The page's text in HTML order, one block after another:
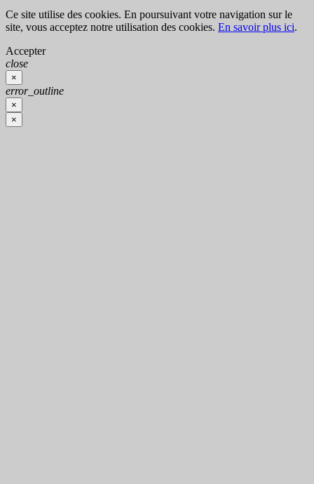
Ce site utilise des cookies. En poursuivant votre navigation sur le
site, vous acceptez notre utilisation des cookies. En savoir plus ici.
Accepter
close
×
error_outline
×
×